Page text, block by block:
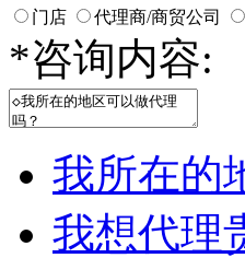
门店 代理商/商贸公司
*咨询内容:
我所在的
我想代理